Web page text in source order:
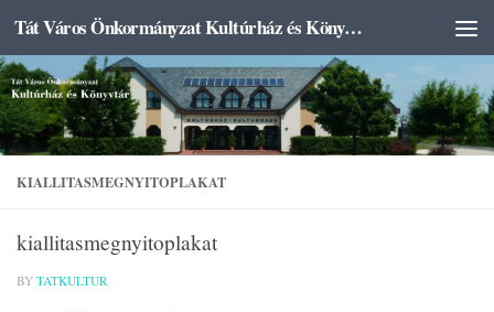
Skip to content Tát Város Önkormányzat Kultúrház és Könyvtár
KIALLITASMEGNYITOPLAKAT
kiallitasmegnyitoplakat
BY TATKULTUR